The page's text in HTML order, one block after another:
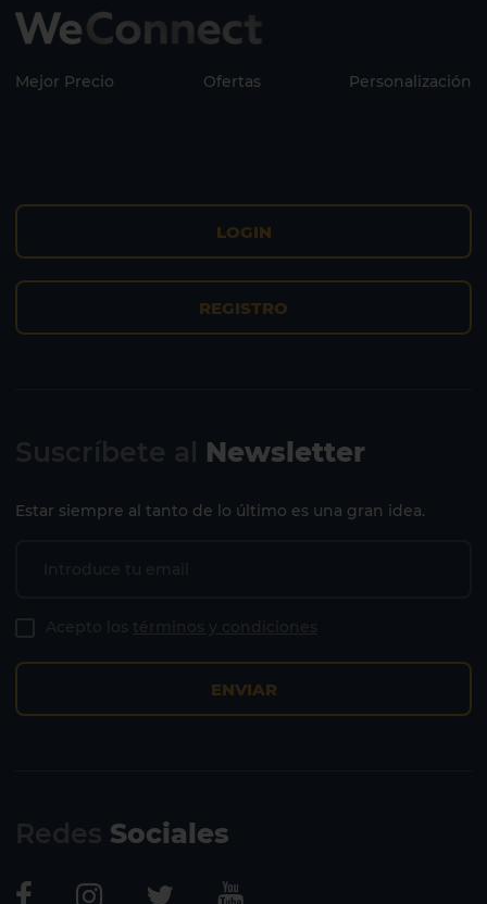
Mejor Precio Ofertas Personalización
LOGIN
REGISTRO
Newsletter
Estar siempre al tanto de lo último es una gran idea.
ENVIAR
Sociales